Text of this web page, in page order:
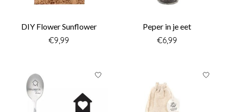
DIY Flower Sunflower
€9,99
Peper in je eet
€6,99